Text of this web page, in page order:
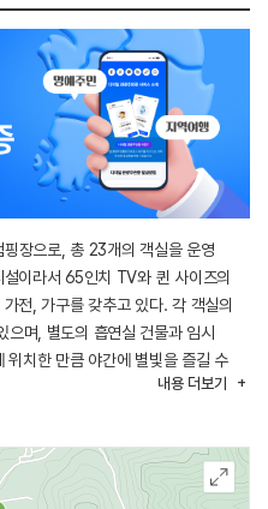
장으로, 총 23개의 객실을 운영
이라서 65인치 TV와 퀸 사이즈의
전, 가구를 갖추고 있다. 각 객실의
으며, 별도의 흡연실 건물과 임시
위치한 만큼 야간에 별빛을 즐길 수
동굴, 병방치 스카이워크, 동강전망
내용 더보기